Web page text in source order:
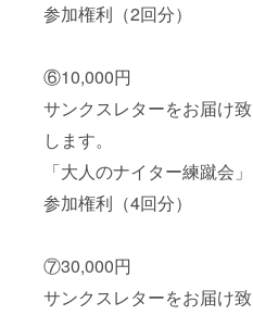
参加権利（2回分）
⑥10,000円
サンクスレターをお届け致
します。
「大人のナイター練蹴会」
参加権利（4回分）
⑦30,000円
サンクスレターをお届け致